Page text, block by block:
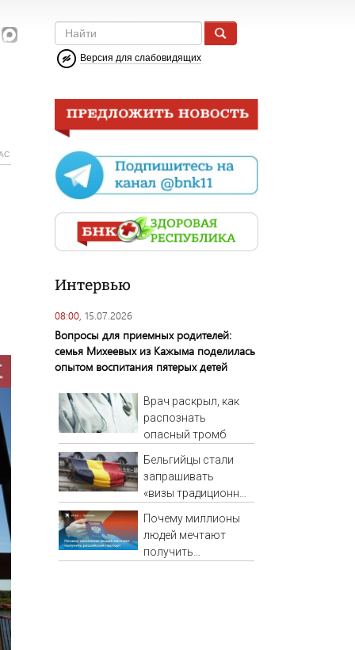
Версия для слабовидящих
Интервью
08:00, 15.07.2026
Вопросы для приемных родителей:
семья Михеевых из Кажыма поделилась
опытом воспитания пятерых детей
Врач раскрыл, как
распознать
опасный тромб
Бельгийцы стали
запрашивать
«визы традиционных
посольстве РФ
Почему миллионы
людей мечтают
получить